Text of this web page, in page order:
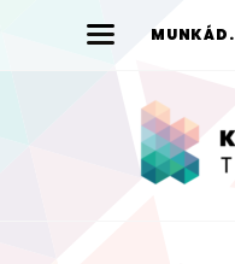
MUNKÁD.